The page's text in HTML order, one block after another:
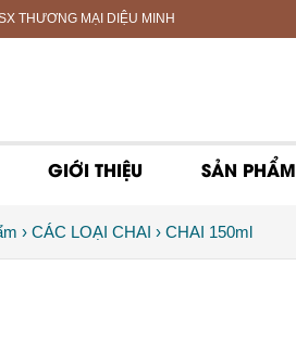
THƯƠNG MẠI DIỆU MINH
GIỚI THIỆU SẢN PHẨM
› CÁC LOẠI CHAI › CHAI 150ml